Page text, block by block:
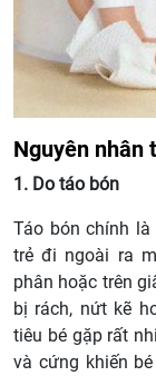
Nguyên nhân
1. Do táo bón
Táo bón chính là
trẻ đi ngoài ra
phân hoặc trên
bị rách, nứt kẽ
tiêu bé gặp rất
và cứng khiến